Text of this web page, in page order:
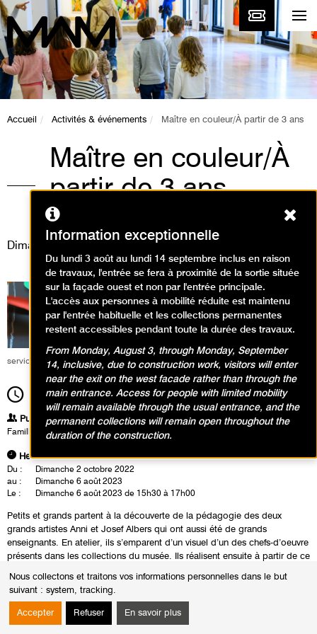
Nous collectons et traitons vos informations personnelles dans le but
suivant : system, tracking.
Accepter Refuser En savoir plus
Accueil Activités & événements Maître en couleur/À partir de 3 ans
Maître en couleur/À
partir de 3 ans
Animations / Visite animation
Dimanche 6 août 2023
service éducatif et culturel
15h30Durée1h30
Publics
Famille
Heures
Du :
Dimanche 2 octobre 2022
au :
Dimanche 6 août 2023
Le :
Dimanche 6 août 2023 de 15h30 à 17h00
Petits et grands partent à la découverte de la pédagogie des deux
grands artistes Anni et Josef Albers qui ont aussi été de grands
enseignants. En atelier, ils s’emparent d’un visuel d’un des chefs-d’oeuvre
présents dans les collections du musée. Ils réalisent ensuite à partir de ce
dans le tableau afin de le réinterpréter de façon très personnelle.
Information exceptionnelle
Du lundi 3 août au lundi 14 septembre inclus en raison
de travaux, l'entrée se fera à proximité de la sortie située
sur la façade ouest et non par l'entrée principale.
L'accès aux personnes à mobilité réduite est maintenu
par l'entrée habituelle et les collections permanentes
restent accessibles pendant toute la durée des travaux.
From Monday, August 3, through Monday, September
14, inclusive, due to construction work, visitors will enter
near the exit on the west facade rather than through the
main entrance. Access for people with limited mobility
will remain available through the usual entrance, and the
permanent collections will remain open throughout the
duration of the construction.